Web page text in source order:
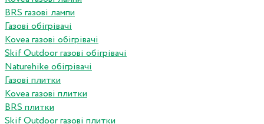
BRS газові лампи
Газові обігрівачі
Kovea газові обігрівачі
Skif Outdoor газові обігрівачі
Naturehike обігрівачі
Газові плитки
Kovea газові плитки
BRS плитки
Skif Outdoor газові плитки